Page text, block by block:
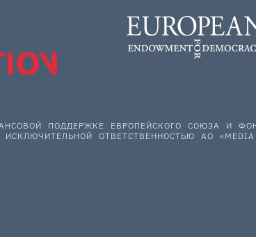
ПОДДЕРЖКЕ ЕВРОПЕЙСКОГО СОЮЗА
ОТВЕТСТВЕННОСТЬЮ АО